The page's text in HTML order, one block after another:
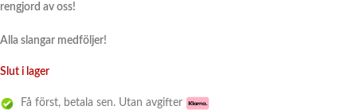
rengjord av oss!
Alla slangar medföljer!
Slut i lager
Få först, betala sen. Utan avgifter